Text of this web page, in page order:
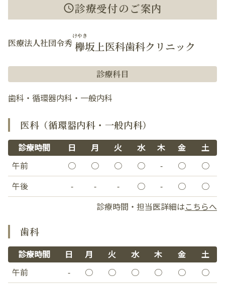
診療受付のご案内
医療法人社団令秀 欅
けやき
坂上医科歯科クリニック
診療科目
歯科・循環器内科・一般内科
医科（循環器内科・一般内科）
診療時間 日 月 火 水 木 金
土
午前
○ ○ ○ ○ - ○
○
午後
- - - ○ - ○
○
診療時間・担当医詳細はこちらへ
歯科
診療時間 日 月 火 水 木 金
土
午前
- ○ ○ ○ ○ ○
○